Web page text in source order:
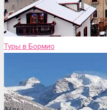
Туры в Бормио